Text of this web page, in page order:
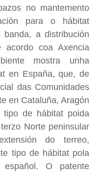
no mantemento
para o hábitat
a distribución
coa Axencia
mostra unha
en España, que, de
das Comunidades
en Cataluña, Aragón
de hábitat poida
Norte peninsular
do terreo,
tipo de hábitat pola
O patente